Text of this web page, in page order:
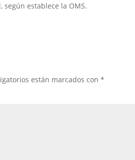
establece la OMS.
están marcados con*